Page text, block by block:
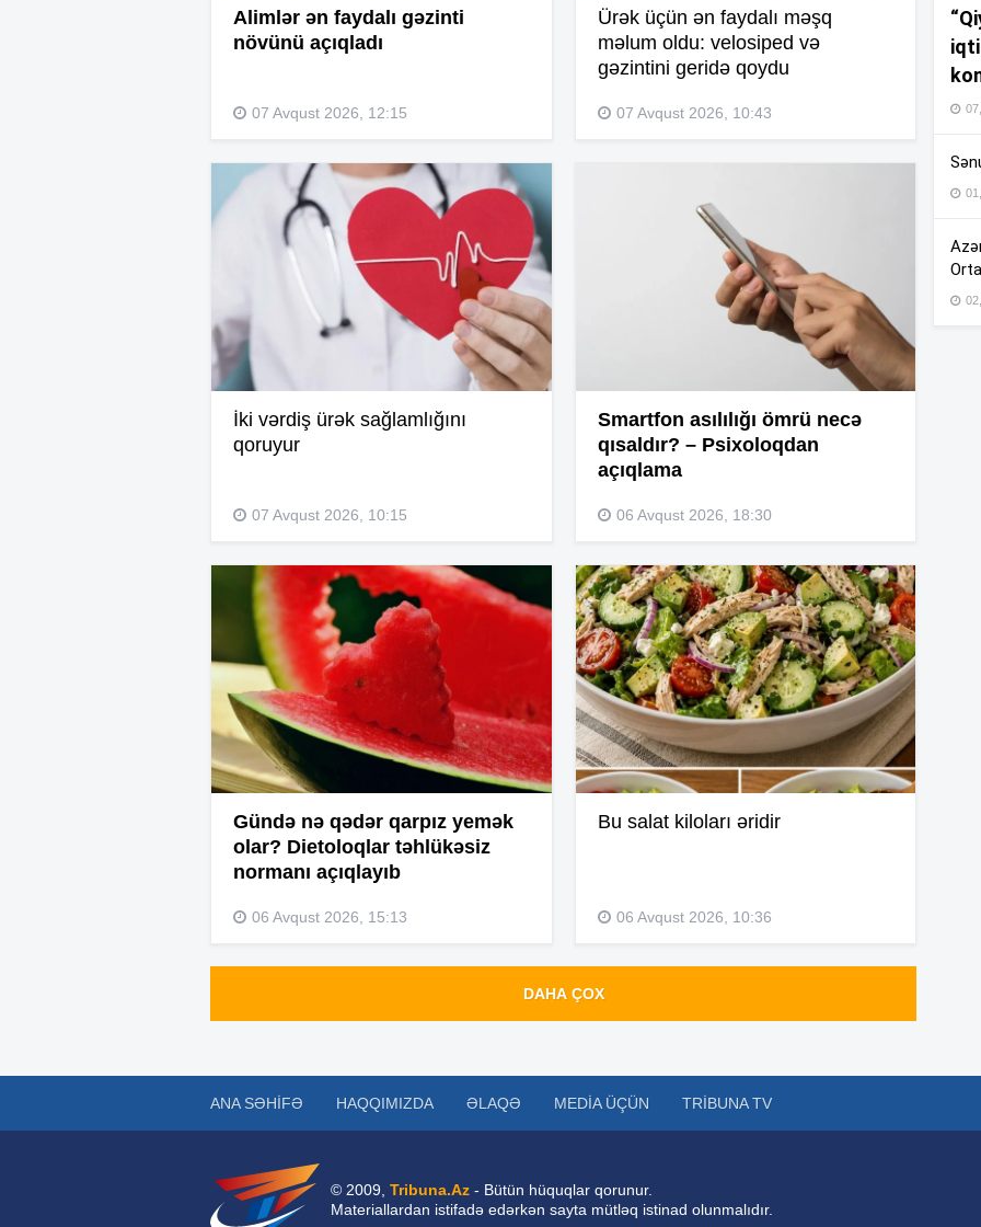
Alimlər ən faydalı gəzinti
növünü açıqladı
07 Avqust 2026, 12:15
Ürək üçün ən faydalı məşq
məlum oldu: velosiped və
gəzintini geridə qoydu
07 Avqust 2026, 10:43
İki vərdiş ürək sağlamlığını
qoruyur
07 Avqust 2026, 10:15
Smartfon asılılığı ömrü necə
qısaldır? – Psixoloqdan
açıqlama
06 Avqust 2026, 18:30
Gündə nə qədər qarpız yemək
olar? Dietoloqlar təhlükəsiz
normanı açıqlayıb
06 Avqust 2026, 15:13
Bu salat kiloları əridir
06 Avqust 2026, 10:36
DAHA ÇOX
ANA SƏHIFƏ HAQQIMIZDA ƏLAQƏ MEDIA ÜÇÜN TRIBUNA TV
© 2009, Tribuna.Az - Bütün hüquqlar qorunur.
Materiallardan istifadə edərkən sayta mütləq istinad olunmalıdır.